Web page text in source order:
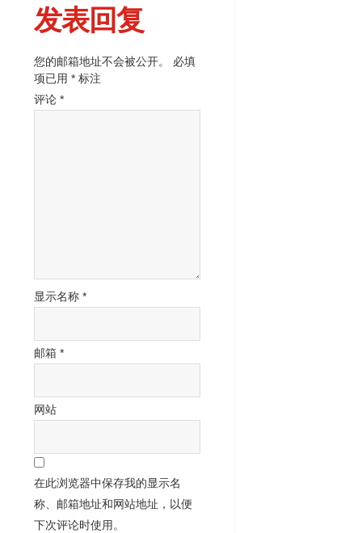
发表回复
您的邮箱地址不会被公开。
必填
项已用 * 标注
评论 *
显示名称 *
邮箱 *
网站
在此浏览器中保存我的显示名
称、邮箱地址和网站地址，以便
下次评论时使用。